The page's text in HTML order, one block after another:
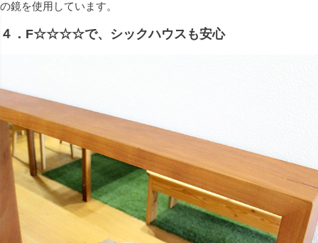
の鏡を使用しています。
４．F☆☆☆☆で、シックハウスも安心